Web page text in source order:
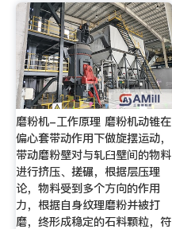
磨粉机-工作原理 磨粉机动锥在
偏心套带动作用下做旋摆运动，
带动磨粉壁对与轧臼壁间的物料
进行挤压、搓碾，根据层压理
论，物料受到多个方向的作用
力，根据自身纹理磨粉并被打
磨，终形成稳定的石料颗粒，符